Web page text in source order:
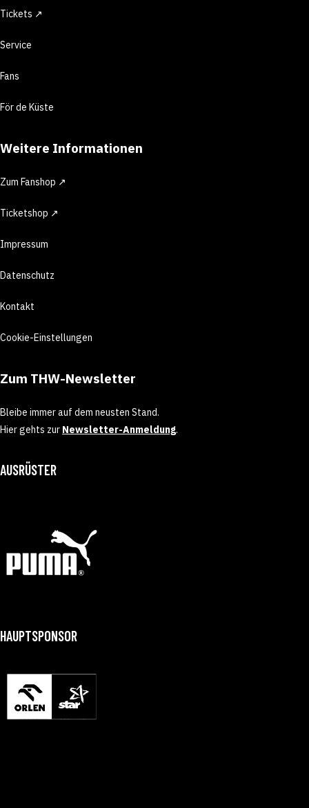
Tickets ↗
Service
Fans
För de Küste
Weitere Informationen
Zum Fanshop ↗
Ticketshop ↗
Impressum
Datenschutz
Kontakt
Cookie-Einstellungen
Zum THW-Newsletter
Bleibe immer auf dem neusten Stand.
Hier gehts zur Newsletter-Anmeldung.
AUSRÜSTER
HAUPTSPONSOR